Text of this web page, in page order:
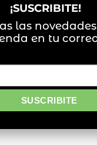
¡SUSCRIBITE!
las
en tu